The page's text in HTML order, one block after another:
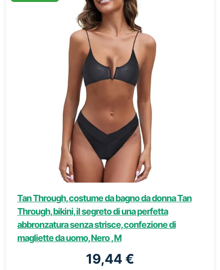
Tan Through, costume da bagno da donna Tan
Through, bikini, il segreto di una perfetta
abbronzatura senza strisce, confezione di
magliette da uomo, Nero , M
19,44 €